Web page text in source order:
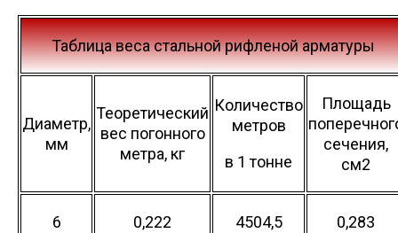
Таблица веса стальной рифленой арматуры
Диаметр,
мм
Теоретический
вес погонного
метра, кг
Количество
метров
в 1 тонне
Площадь
сечения,
см2
6 0,222 4504,5 0,283